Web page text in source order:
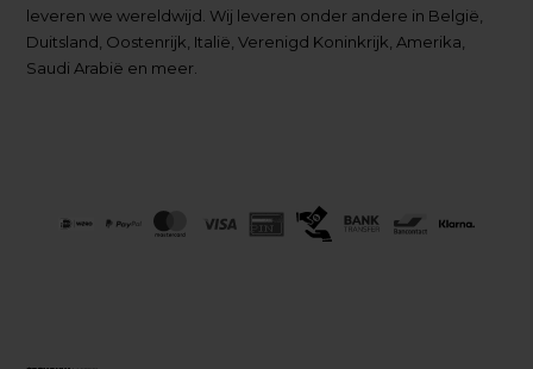
leveren we wereldwijd. Wij leveren onder andere in België,
Duitsland, Oostenrijk, Italië, Verenigd Koninkrijk, Amerika,
Saudi Arabië en meer.